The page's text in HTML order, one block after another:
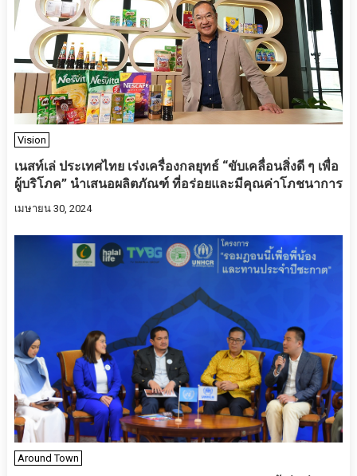
Vision
เนสท์เล่ ประเทศไทย เร่งเครื่องกลยุทธ์ “ขับเคลื่อนสิ่งดี ๆ เพื่อ
ผู้บริโภค” นำเสนอผลิตภัณฑ์ ที่อร่อยและมีคุณค่าโภชนาการ
เมษายน 30, 2024
Around Town